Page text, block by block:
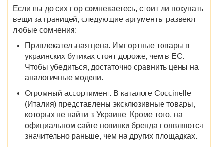
Если вы до сих пор сомневаетесь, стоит ли покупать
вещи за границей, следующие аргументы развеют
любые сомнения:
Привлекательная цена. Импортные товары в
украинских бутиках стоят дороже, чем в ЕС.
Чтобы убедиться, достаточно сравнить цены на
аналогичные модели.
Огромный ассортимент. В каталоге Coccinelle
(Италия) представлены эксклюзивные товары,
которых не найти в Украине. Кроме того, на
официальном сайте новинки бренда появляются
значительно раньше, чем на других площадках.